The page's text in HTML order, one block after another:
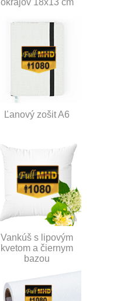
Ľanový zošit A6
Vankúš s lipovým
kvetom a čiernym
bazou